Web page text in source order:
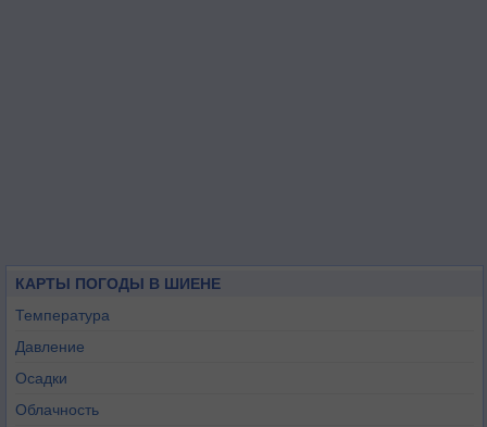
КАРТЫ ПОГОДЫ В ШИЕНЕ
Температура
Давление
Осадки
Облачность